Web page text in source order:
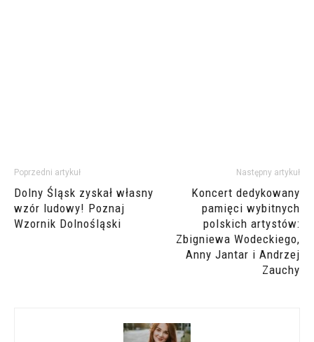
Poprzedni artykuł
Dolny Śląsk zyskał własny
wzór ludowy! Poznaj
Wzornik Dolnośląski
Następny artykuł
Koncert dedykowany
pamięci wybitnych
polskich artystów:
Zbigniewa Wodeckiego,
Anny Jantar i Andrzej
Zauchy